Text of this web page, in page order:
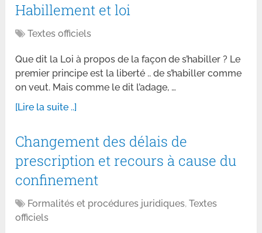
Habillement et loi
Textes officiels
Que dit la Loi à propos de la façon de s’habiller ? Le
premier principe est la liberté .. de s’habiller comme
on veut. Mais comme le dit l’adage, …
[Lire la suite ..]
Changement des délais de
prescription et recours à cause du
confinement
Formalités et procédures juridiques,Textes
officiels